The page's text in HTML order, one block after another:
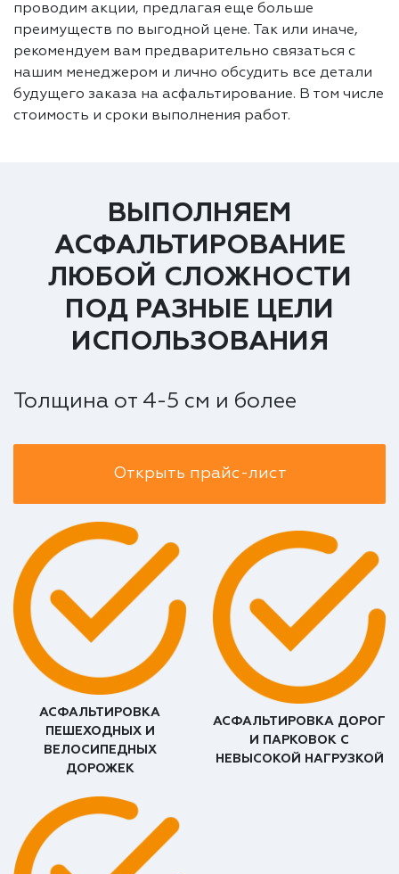
проводим акции, предлагая еще больше
преимуществ по выгодной цене. Так или иначе,
рекомендуем вам предварительно связаться с
нашим менеджером и лично обсудить все детали
будущего заказа на асфальтирование. В том числе
стоимость и сроки выполнения работ.
ВЫПОЛНЯЕМ
АСФАЛЬТИРОВАНИЕ
ЛЮБОЙ СЛОЖНОСТИ
ПОД РАЗНЫЕ ЦЕЛИ
ИСПОЛЬЗОВАНИЯ
Толщина от 4-5 см и более
Открыть прайс-лист
АСФАЛЬТИРОВКА
ПЕШЕХОДНЫХ И
ВЕЛОСИПЕДНЫХ
ДОРОЖЕК
АСФАЛЬТИРОВКА ДОРОГ
И ПАРКОВОК С
НЕВЫСОКОЙ НАГРУЗКОЙ